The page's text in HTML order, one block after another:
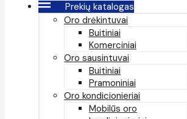
Prekių katalogas
Oro drėkintuvai
Buitiniai
Komerciniai
Oro sausintuvai
Buitiniai
Pramoniniai
Oro kondicionieriai
Mobilūs oro